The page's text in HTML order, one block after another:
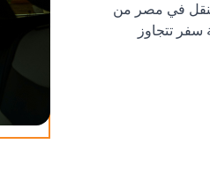
في مصر من
سفر تتجاوز